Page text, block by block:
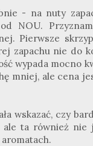
- na nuty
NOU.
Pierwsze
zapachu nie do
wypada mocno
mniej, ale cena
wskazać, czy
ale ta również nie